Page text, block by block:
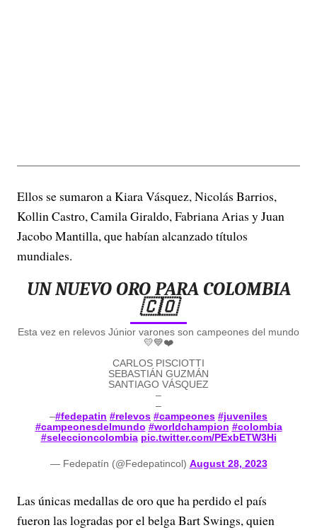
Ellos se sumaron a Kiara Vásquez, Nicolás Barrios,
Kollin Castro, Camila Giraldo, Fabriana Arias y Juan
Jacobo Mantilla, que habían alcanzado títulos
mundiales.
UN NUEVO ORO PARA COLOMBIA
🇨🇴
Esta vez en relevos Júnior varones son campeones del mundo
💛💙❤️
CARLOS PISCIOTTI
SEBASTIÁN GUZMÁN
SANTIAGO VÁSQUEZ
–
–
–#fedepatin #relevos #campeones #juveniles
#campeonesdelmundo #worldchampion #colombia
#seleccioncolombia pic.twitter.com/PExbETW3Hi
— Fedepatín (@Fedepatincol) August 28, 2023
Las únicas medallas de oro que ha perdido el país
fueron las logradas por el belga Bart Swings, quien